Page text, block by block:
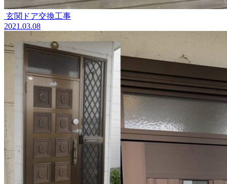
玄関ドア交換工事
2021.03.08